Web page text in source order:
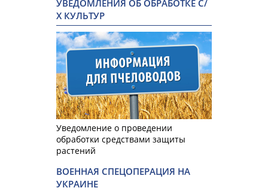
УВЕДОМЛЕНИЯ ОБ ОБРАБОТКЕ С/
Х КУЛЬТУР
Уведомление о проведении
обработки средствами защиты
растений
ВОЕННАЯ СПЕЦОПЕРАЦИЯ НА
УКРАИНЕ